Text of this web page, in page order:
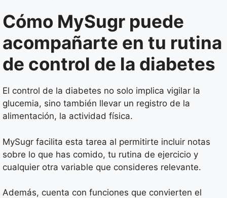
Cómo MySugr puede
acompañarte en tu rutina
de control de la diabetes
El control de la diabetes no solo implica vigilar la
glucemia, sino también llevar un registro de la
alimentación, la actividad física.
MySugr facilita esta tarea al permitirte incluir notas
sobre lo que has comido, tu rutina de ejercicio y
cualquier otra variable que consideres relevante.
Además, cuenta con funciones que convierten el